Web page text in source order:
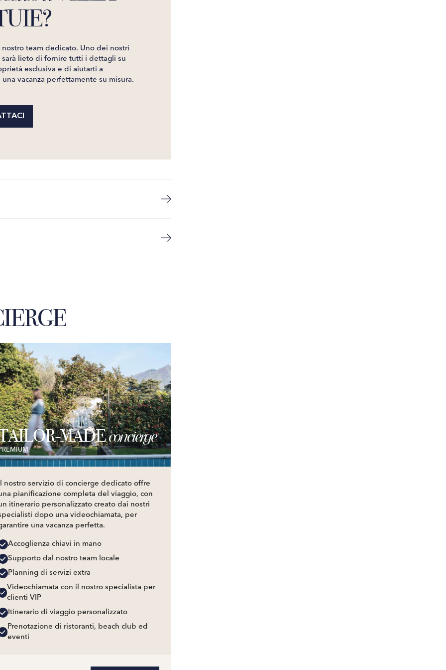
nostro team dedicato. Uno dei nostri
sarà lieto di fornire tutti i dettagli su
esclusiva e di aiutarti a
vacanza perfettamente su misura.
MADEconcierge
nostro servizio di concierge dedicato offre
pianificazione completa del viaggio, con
itinerario personalizzato creato dai nostri
dopo una videochiamata, per
una vacanza perfetta.
Accoglienza chiavi in mano
Supporto dal nostro team locale
Planning di servizi extra
Videochiamata con il nostro specialista per
clienti VIP
Itinerario di viaggio personalizzato
Prenotazione di ristoranti, beach club ed
eventi